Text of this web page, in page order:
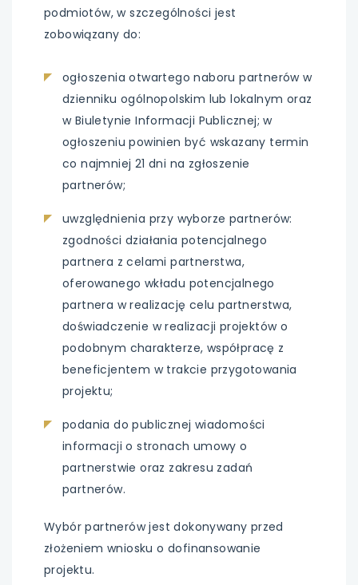
podmiotów, w szczególności jest
zobowiązany do:
ogłoszenia otwartego naboru partnerów w
dzienniku ogólnopolskim lub lokalnym oraz
w Biuletynie Informacji Publicznej; w
ogłoszeniu powinien być wskazany termin
co najmniej 21 dni na zgłoszenie
partnerów;
uwzględnienia przy wyborze partnerów:
zgodności działania potencjalnego
partnera z celami partnerstwa,
oferowanego wkładu potencjalnego
partnera w realizację celu partnerstwa,
doświadczenie w realizacji projektów o
podobnym charakterze, współpracę z
beneficjentem w trakcie przygotowania
projektu;
podania do publicznej wiadomości
informacji o stronach umowy o
partnerstwie oraz zakresu zadań
partnerów.
Wybór partnerów jest dokonywany przed
złożeniem wniosku o dofinansowanie
projektu.